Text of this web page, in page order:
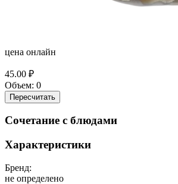
цена онлайн
45.00 ₽
Объем: 0
Пересчитать
Сочетание с блюдами
Характеристики
Бренд:
не определено